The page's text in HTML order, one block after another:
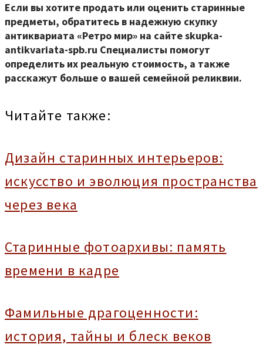
Если вы хотите продать или оценить старинные
предметы, обратитесь в надежную скупку
антиквариата «Ретро мир» на сайте skupka-
antikvariata-spb.ru Специалисты помогут
определить их реальную стоимость, а также
расскажут больше о вашей семейной реликвии.
Читайте также:
Дизайн старинных интерьеров:
искусство и эволюция пространства
через века
Старинные фотоархивы: память
времени в кадре
Фамильные драгоценности:
история, тайны и блеск веков